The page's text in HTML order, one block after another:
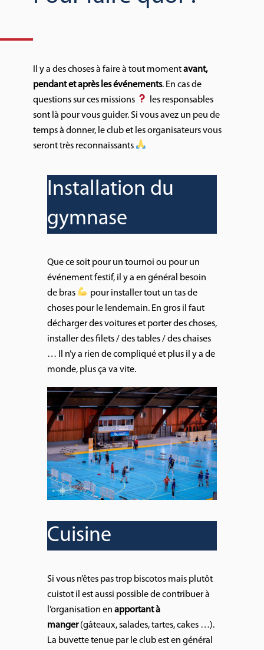
Il y a des choses à faire à tout momentavant,
pendant et après les événements. En cas de
questions sur ces missions
les responsables
sont là pour vous guider. Si vous avez un peu de
temps à donner, le club et les organisateurs vous
seront très reconnaissants
Installation du
gymnase
Que ce soit pour un tournoi ou pour un
événement festif, il y a en général besoin
de bras
pour installer tout un tas de
choses pour le lendemain. En gros il faut
décharger des voitures et porter des choses,
installer des filets / des tables / des chaises
… Il n’y a rien de compliqué et plus il y a de
monde, plus ça va vite.
Cuisine
Si vous n’êtes pas trop biscotos mais plutôt
cuistot il est aussi possible de contribuer à
l’organisation en apportant à
manger(gâteaux, salades, tartes, cakes …).
La buvette tenue par le club est en général